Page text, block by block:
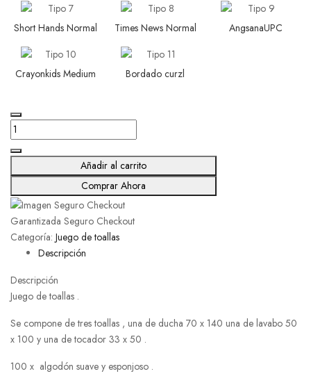
Short Hands Normal Times News Normal AngsanaUPC
Crayonkids Medium Bordado curzl
Añadir al carrito
Comprar Ahora
Garantizada Seguro Checkout
Categoría: Juego de toallas
Descripción
Descripción
Juego de toallas .
Se compone de tres toallas , una de ducha 70 x 140 una de lavabo 50
x 100 y una de tocador 33 x 50 .
100 x algodón suave y esponjoso .